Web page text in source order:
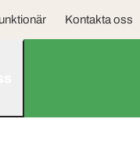
Kontakta oss